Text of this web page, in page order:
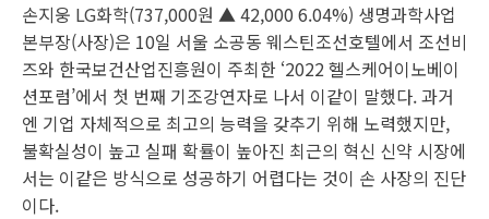
손지웅 LG화학(737,000원 ▲ 42,000 6.04%) 생명과학사업
본부장(사장)은 10일 서울 소공동 웨스틴조선호텔에서 조선비
즈와 한국보건산업진흥원이 주최한 ‘2022 헬스케어이노베이
션포럼’에서 첫 번째 기조강연자로 나서 이같이 말했다. 과거
엔 기업 자체적으로 최고의 능력을 갖추기 위해 노력했지만,
불확실성이 높고 실패 확률이 높아진 최근의 혁신 신약 시장에
서는 이같은 방식으로 성공하기 어렵다는 것이 손 사장의 진단
이다.